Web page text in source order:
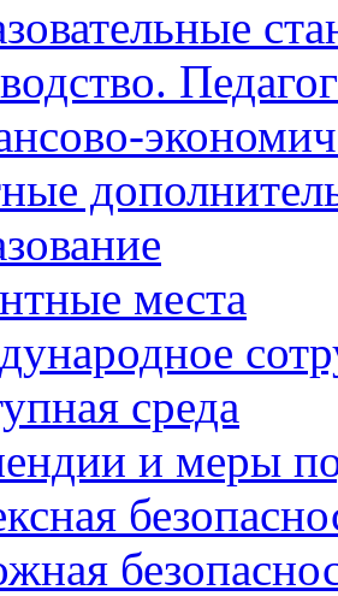
места
среда
и меры